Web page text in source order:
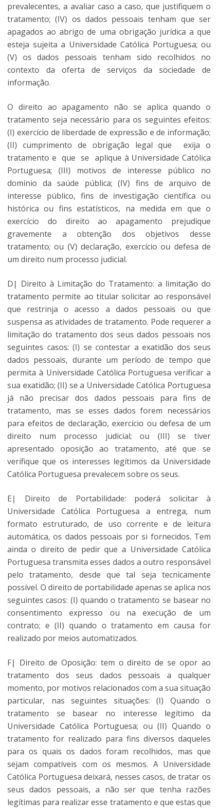
prevalecentes, a avaliar caso a caso, que justifiquem o
tratamento; (IV) os dados pessoais tenham que ser
apagados ao abrigo de uma obrigação jurídica a que
esteja sujeita a Universidade Católica Portuguesa; ou
(V) os dados pessoais tenham sido recolhidos no
contexto da oferta de serviços da sociedade de
informação.
O direito ao apagamento não se aplica quando o
tratamento seja necessário para os seguintes efeitos:
(I) exercício de liberdade de expressão e de informação;
(II) cumprimento de obrigação legal que exija o
tratamento e que se aplique à Universidade Católica
Portuguesa; (III) motivos de interesse público no
domínio da saúde pública; (IV) fins de arquivo de
interesse público, fins de investigação científica ou
histórica ou fins estatísticos, na medida em que o
exercício do direito ao apagamento prejudique
gravemente a obtenção dos objetivos desse
tratamento; ou (V) declaração, exercício ou defesa de
um direito num processo judicial.
D| Direito à Limitação do Tratamento: a limitação do
tratamento permite ao titular solicitar ao responsável
que restrinja o acesso a dados pessoais ou que
suspensa as atividades de tratamento. Pode requerer a
limitação do tratamento dos seus dados pessoais nos
seguintes casos: (I) se contestar a exatidão dos seus
dados pessoais, durante um período de tempo que
permita à Universidade Católica Portuguesa verificar a
sua exatidão; (II) se a Universidade Católica Portuguesa
já não precisar dos dados pessoais para fins de
tratamento, mas se esses dados forem necessários
para efeitos de declaração, exercício ou defesa de um
direito num processo judicial; ou (III) se tiver
apresentado oposição ao tratamento, até que se
verifique que os interesses legítimos da Universidade
Católica Portuguesa prevalecem sobre os seus.
E| Direito de Portabilidade: poderá solicitar à
Universidade Católica Portuguesa a entrega, num
formato estruturado, de uso corrente e de leitura
automática, os dados pessoais por si fornecidos. Tem
ainda o direito de pedir que a Universidade Católica
Portuguesa transmita esses dados a outro responsável
pelo tratamento, desde que tal seja tecnicamente
possível. O direito de portabilidade apenas se aplica nos
seguintes casos: (I) quando o tratamento se basear no
consentimento expresso ou na execução de um
contrato; e (II) quando o tratamento em causa for
realizado por meios automatizados.
F| Direito de Oposição: tem o direito de se opor ao
tratamento dos seus dados pessoais a qualquer
momento, por motivos relacionados com a sua situação
particular, nas seguintes situações: (I) Quando o
tratamento se basear no interesse legítimo da
Universidade Católica Portuguesa; ou (II) Quando o
tratamento for realizado para fins diversos daqueles
para os quais os dados foram recolhidos, mas que
sejam compatíveis com os mesmos. A Universidade
Católica Portuguesa deixará, nesses casos, de tratar os
seus dados pessoais, a não ser que tenha razões
legítimas para realizar esse tratamento e que estas que